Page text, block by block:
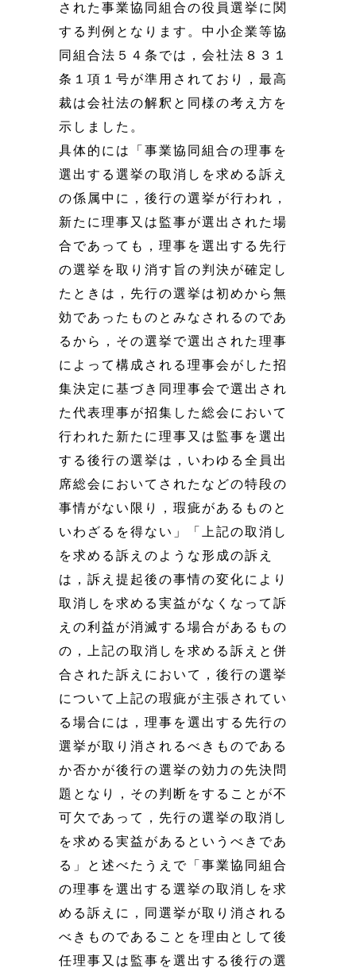
された事業協同組合の役員選挙に関
する判例となります。中小企業等協
同組合法５４条では，会社法８３１
条１項１号が準用されており，最高
裁は会社法の解釈と同様の考え方を
示しました。
具体的には「事業協同組合の理事を
選出する選挙の取消しを求める訴え
の係属中に，後行の選挙が行われ，
新たに理事又は監事が選出された場
合であっても，理事を選出する先行
の選挙を取り消す旨の判決が確定し
たときは，先行の選挙は初めから無
効であったものとみなされるのであ
るから，その選挙で選出された理事
によって構成される理事会がした招
集決定に基づき同理事会で選出され
た代表理事が招集した総会において
行われた新たに理事又は監事を選出
する後行の選挙は，いわゆる全員出
席総会においてされたなどの特段の
事情がない限り，瑕疵があるものと
いわざるを得ない」「上記の取消し
を求める訴えのような形成の訴え
は，訴え提起後の事情の変化により
取消しを求める実益がなくなって訴
えの利益が消滅する場合があるもの
の，上記の取消しを求める訴えと併
合された訴えにおいて，後行の選挙
について上記の瑕疵が主張されてい
る場合には，理事を選出する先行の
選挙が取り消されるべきものである
か否かが後行の選挙の効力の先決問
題となり，その判断をすることが不
可欠であって，先行の選挙の取消し
を求める実益があるというべきであ
る」と述べたうえで「事業協同組合
の理事を選出する選挙の取消しを求
める訴えに，同選挙が取り消される
べきものであることを理由として後
任理事又は監事を選出する後行の選